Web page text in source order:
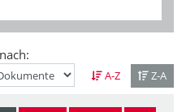
A-Z Z-A